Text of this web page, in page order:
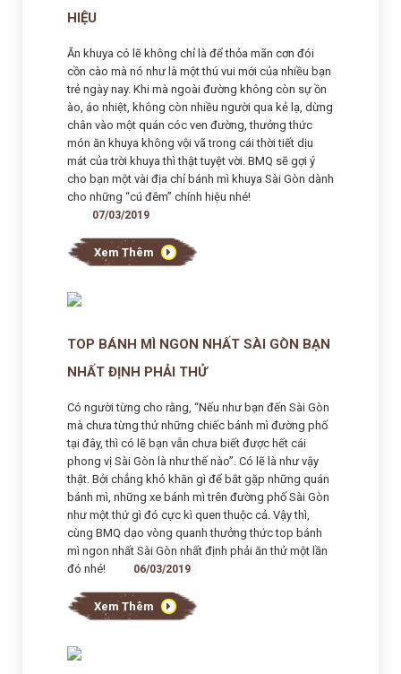
HIỆU
Ăn khuya có lẽ không chỉ là để thỏa mãn cơn đói
cồn cào mà nó như là một thú vui mới của nhiều bạn
trẻ ngày nay. Khi mà ngoài đường không còn sự ồn
ào, áo nhiệt, không còn nhiều người qua kẻ lạ, dừng
chân vào một quán cóc ven đường, thưởng thức
món ăn khuya không vội vã trong cái thời tiết dịu
mát của trời khuya thì thật tuyệt vời. BMQ sẽ gợi ý
cho bạn một vài địa chỉ bánh mì khuya Sài Gòn dành
cho những “cú đêm” chính hiệu nhé!
07/03/2019
Xem Thêm
TOP BÁNH MÌ NGON NHẤT SÀI GÒN BẠN
NHẤT ĐỊNH PHẢI THỬ
Có người từng cho rằng, “Nếu như bạn đến Sài Gòn
mà chưa từng thử những chiếc bánh mì đường phố
tại đây, thì có lẽ bạn vẫn chưa biết được hết cái
phong vị Sài Gòn là như thế nào”. Có lẽ là như vậy
thật. Bởi chẳng khó khăn gì để bắt gặp những quán
bánh mì, những xe bánh mì trên đường phố Sài Gòn
như một thứ gì đó cực kì quen thuộc cả. Vậy thì,
cùng BMQ dạo vòng quanh thưởng thức top bánh
mì ngon nhất Sài Gòn nhất định phải ăn thử một lần
đó nhé!
06/03/2019
Xem Thêm